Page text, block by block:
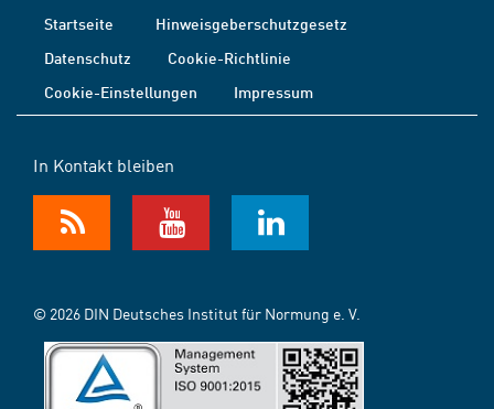
Startseite
Hinweisgeberschutzgesetz
Datenschutz
Cookie-Richtlinie
Cookie-Einstellungen
Impressum
In Kontakt bleiben
© 2026 DIN Deutsches Institut für Normung e. V.